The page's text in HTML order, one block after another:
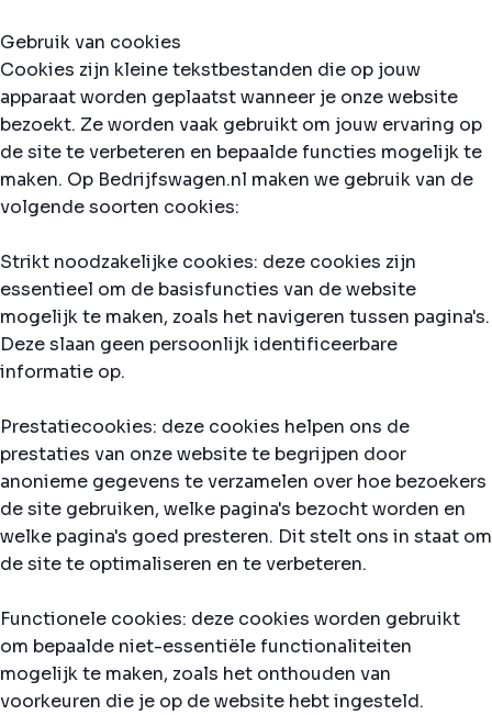
Gebruik van cookies
Cookies zijn kleine tekstbestanden die op jouw
apparaat worden geplaatst wanneer je onze website
bezoekt. Ze worden vaak gebruikt om jouw ervaring op
de site te verbeteren en bepaalde functies mogelijk te
maken. Op Bedrijfswagen.nl maken we gebruik van de
volgende soorten cookies:
Strikt noodzakelijke cookies: deze cookies zijn
essentieel om de basisfuncties van de website
mogelijk te maken, zoals het navigeren tussen pagina's.
Deze slaan geen persoonlijk identificeerbare
informatie op.
Prestatiecookies: deze cookies helpen ons de
prestaties van onze website te begrijpen door
anonieme gegevens te verzamelen over hoe bezoekers
de site gebruiken, welke pagina's bezocht worden en
welke pagina's goed presteren. Dit stelt ons in staat om
de site te optimaliseren en te verbeteren.
Functionele cookies: deze cookies worden gebruikt
om bepaalde niet-essentiële functionaliteiten
mogelijk te maken, zoals het onthouden van
voorkeuren die je op de website hebt ingesteld.